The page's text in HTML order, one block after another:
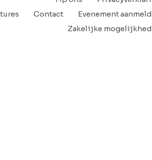
Evenement
Contact
Zakelijke